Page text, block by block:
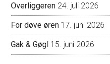
Overliggeren 24. juli 2026
For døve øren 17. juni 2026
Gak & Gøgl 15. juni 2026